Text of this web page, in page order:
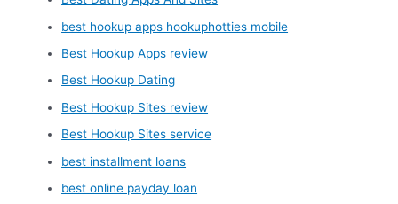
best hookup apps hookuphotties mobile
Best Hookup Apps review
Best Hookup Dating
Best Hookup Sites review
Best Hookup Sites service
best installment loans
best online payday loan